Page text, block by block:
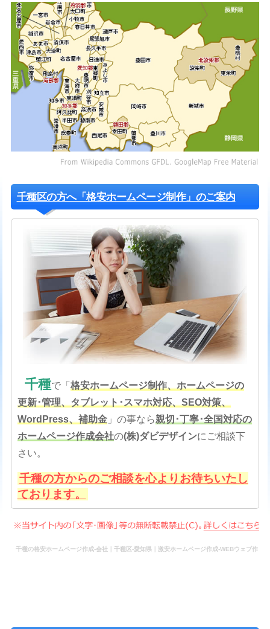
千種区の方へ「格安ホームページ制作」のご案内
千種で「 格安ホームページ制作、ホームページの
更新･管理、タブレット･スマホ対応、SEO対策、
WordPress、補助金」の事なら親切･丁寧･全国対応の
ホームページ作成会社の(株)ダビデザインにご相談下
さい。
千種の方からのご相談を心よりお待ちいたし
ております。
千種の格安ホームページ作成-会社｜千種区-愛知県｜激安ホームページ作成-WEBウェブ作